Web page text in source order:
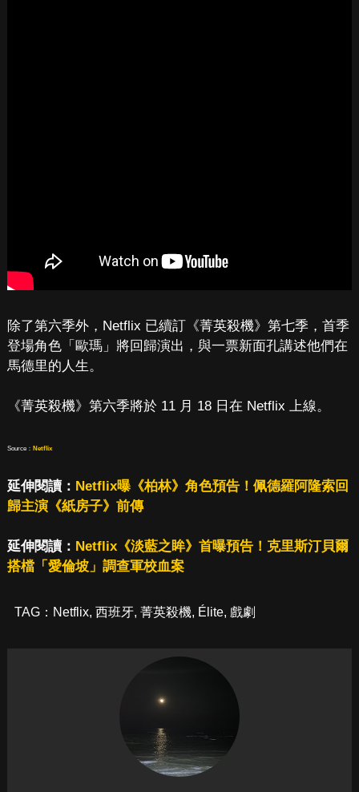
除了第六季外，Netflix 已續訂《菁英殺機》第七季，首季
登場角色「歐瑪」將回歸演出，與一票新面孔講述他們在
馬德里的人生。
《菁英殺機》第六季將於 11 月 18 日在 Netflix 上線。
Source： Netflix
延伸閱讀： Netflix曝《柏林》角色預告！佩德羅阿隆索回
歸主演《紙房子》前傳
延伸閱讀： Netflix《淡藍之眸》首曝預告！克里斯汀貝爾
搭檔「愛倫坡」調查軍校血案
TAG： Netflix, 西班牙, 菁英殺機, Élite, 戲劇